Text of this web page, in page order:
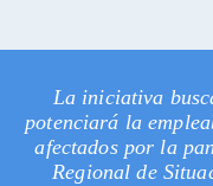
La iniciativa
potenciará la
afectados por la
Regional de